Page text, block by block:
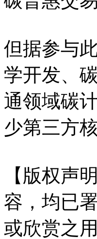
但据参与
学开发、
通领域碳
少第三方
【版权声
容，均已
或欣赏之